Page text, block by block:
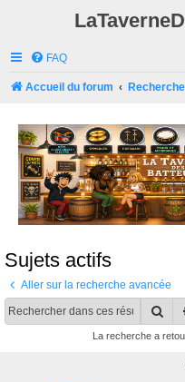
FAQ
Accueil du forum
Sujets actifs
Aller sur la recherche avancée
La recherche a